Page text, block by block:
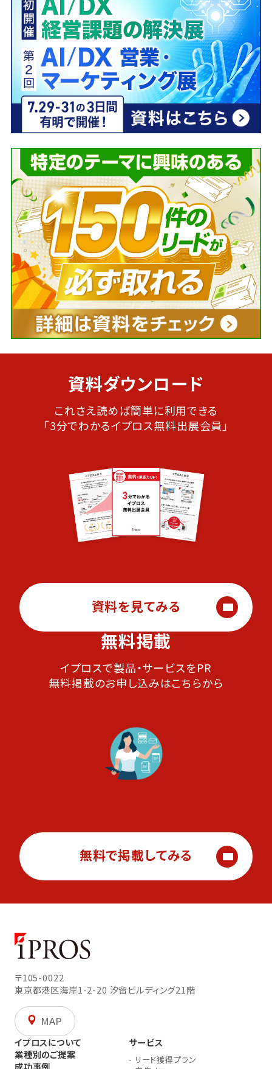
資料ダウンロード
これさえ読めば簡単に利用できる
「3分でわかるイプロス無料出展会員」
資料を見てみる
無料掲載
イプロスで製品・サービスをPR
無料掲載のお申し込みはこちらから
無料で掲載してみる
〒105-0022
東京都港区海岸1-2-20 汐留ビルディング21階
MAP
イプロスについて
業種別のご提案
サービス
- リード獲得プラン